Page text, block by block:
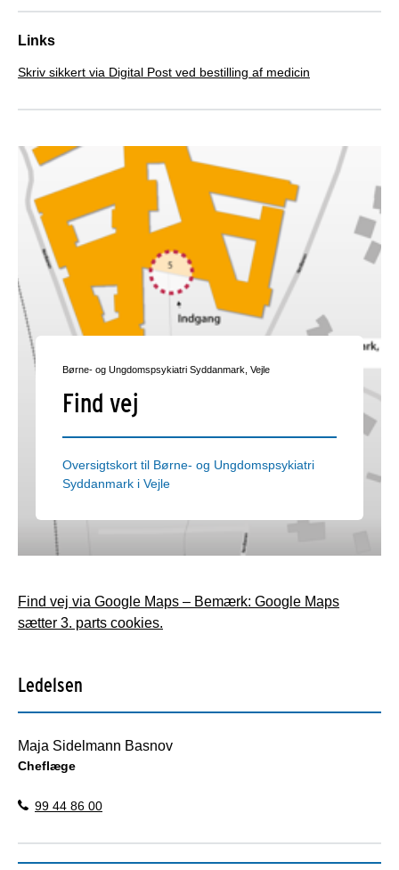
Links
Skriv sikkert via Digital Post ved bestilling af medicin
Børne- og Ungdomspsykiatri Syddanmark, Vejle
Find vej
Oversigtskort til Børne- og Ungdomspsykiatri
Syddanmark i Vejle
Find vej via Google Maps – Bemærk: Google Maps
sætter 3. parts cookies.
Ledelsen
Maja Sidelmann Basnov
Cheflæge
99 44 86 00